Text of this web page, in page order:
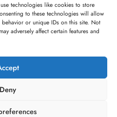
technologies like cookies to store
to these technologies will allow
or unique IDs on this site. Not
adversely affect certain features and
Deny